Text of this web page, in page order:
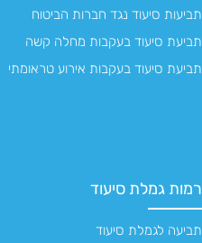
תביעות סיעוד נגד חברות הביטוח
תביעת סיעוד בעקבות מחלה קשה
תביעת סיעוד בעקבות אירוע טראומתי
רמות גמלת סיעוד
תביעה לגמלת סיעוד